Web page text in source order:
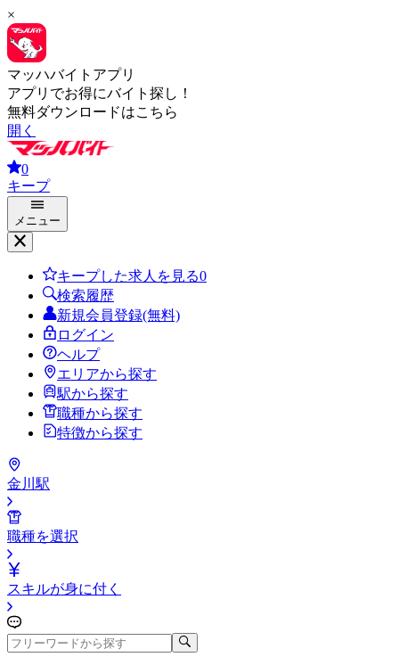
×
マッハバイトアプリ
アプリでお得にバイト探し！
無料ダウンロードはこちら
開く
0
キープ
メニュー
キープした求人を見る0
検索履歴
新規会員登録(無料)
ログイン
ヘルプ
エリアから探す
駅から探す
職種から探す
特徴から探す
金川駅
職種を選択
スキルが身に付く